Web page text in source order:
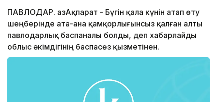
ПАВЛОДАР. ҚазАқпарат - Бүгін қала күнін атап өту
шеңберінде ата-ана қамқорлығынсыз қалған алты
павлодарлық баспаналы болды, деп хабарлайды
облыс әкімдігінің баспасөз қызметінен.